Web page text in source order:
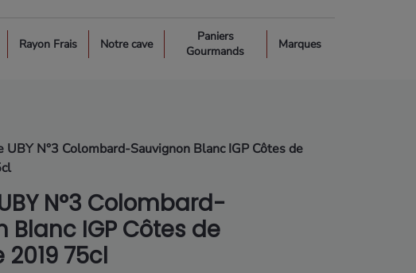
Rayon Frais Notre cave
Paniers
Gourmands
Marques
UBY N°3 Colombard-Sauvignon Blanc IGP Côtes de
N°3 Colombard-
Blanc IGP Côtes de
75cl